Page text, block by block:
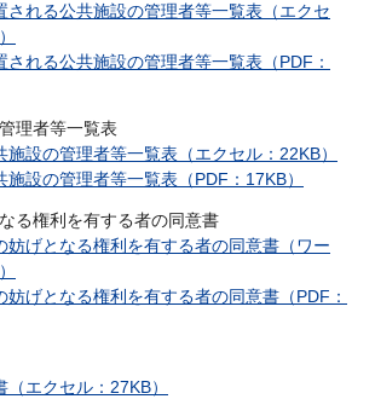
される公共施設の管理者等一覧表（エクセ
される公共施設の管理者等一覧表（PDF：
理者等一覧表
施設の管理者等一覧表（エクセル：22KB）
施設の管理者等一覧表（PDF：17KB）
る権利を有する者の同意書
妨げとなる権利を有する者の同意書（ワー
妨げとなる権利を有する者の同意書（PDF：
（エクセル：27KB）